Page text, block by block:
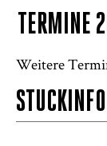
TERMINE
Weitere
STÜCKINFO